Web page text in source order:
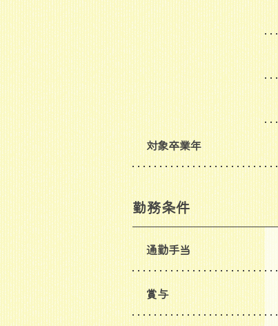
対象卒業年
勤務条件
通勤手当
賞与